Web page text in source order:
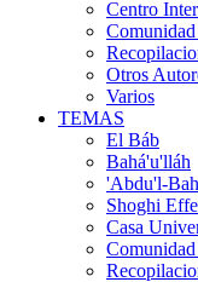
Centro
Otros
Varios
TEMAS
El Báb
Bahá'u'lláh
'Abdu'l-
Shoghi
Casa